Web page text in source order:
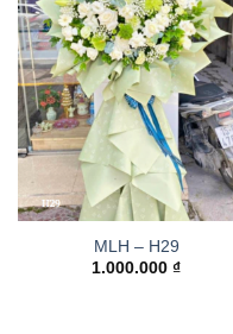
MLH – H29
1.000.000 ₫